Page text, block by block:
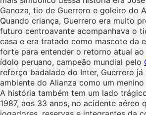
Ganoza, tio de Guerrero e goleiro do
Quando criança, Guerrero era muito
futuro centroavante acompanhava o
casa e era tratado como mascote da
forte para entender o retorno atual ao
ídolo peruano, campeão mundial pelo
reforço badalado do Inter, Guerrero já
ambiente do Alianza como um
A história também tem um lado
1987, aos 33 anos, no acidente aéreo